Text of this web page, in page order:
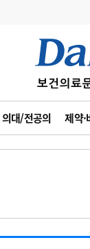
의대/전공의 제약·
사고
수첩